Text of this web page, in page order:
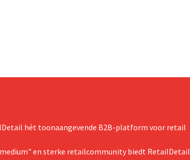
hét toonaangevende B2B-platform voor retail
en sterke retailcommunity biedt RetailDetail